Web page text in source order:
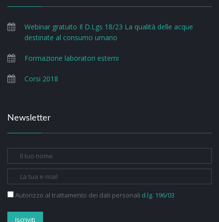
Webinar gratuito Il D.Lgs 18/23 La qualità delle acque
destinate al consumo umano
Formazione laboratori esterni
Corsi 2018
Newsletter
Autorizzo al trattamento dei dati personali d.lg. 196/03